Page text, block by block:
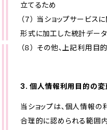
立てるため
（７） 当ショップサービス
形式に加工した統計デー
（８） その他、上記利用
3. 個人情報利用目的の変
当ショップは、個人情報
合理的に認められる範囲